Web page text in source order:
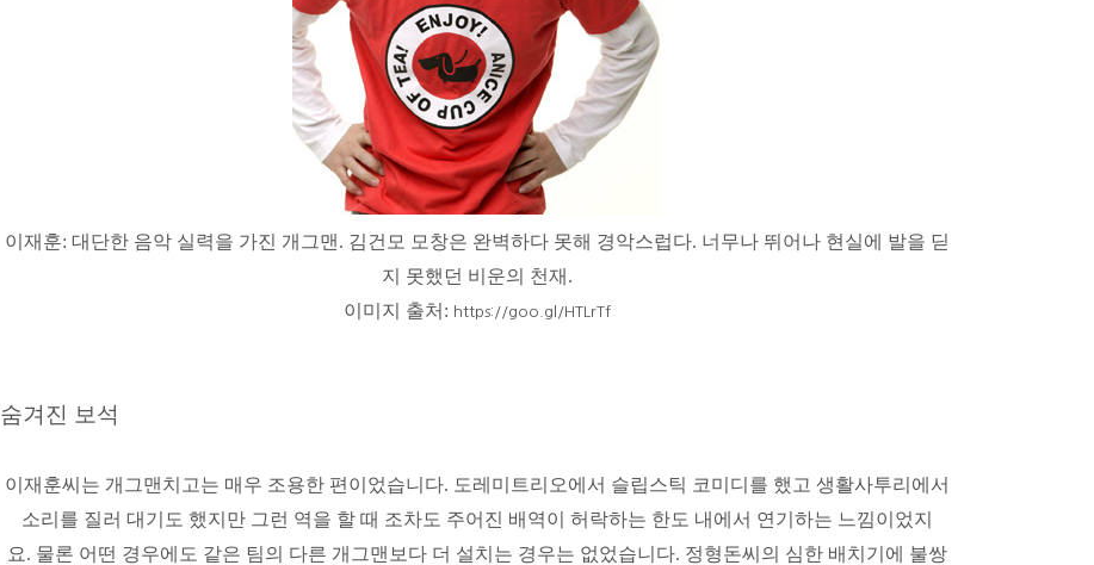
이재훈: 대단한 음악 실력을 가진 개그맨 . 김건모 모창은 완벽하다 못해 경악스럽다. 너무나 뛰어나 현실에 발을 딛
지 못했던 비운의 천재 .
이미지 출처 : https://goo.gl/HTLrTf
숨겨진 보석
이재훈씨는 개그맨치고는 매우 조용한 편이었습니다. 도레미트리오에서 슬립스틱 코미디를 했고 생활사투리에서
소리를 질러 대기도 했지만 그런 역을 할 때 조차도 주어진 배역이 허락하는 한도 내에서 연기하는 느낌이었지
요. 물론 어떤 경우에도 같은 팀의 다른 개그맨보다 더 설치는 경우는 없었습니다. 정형돈씨의 심한 배치기에 불쌍